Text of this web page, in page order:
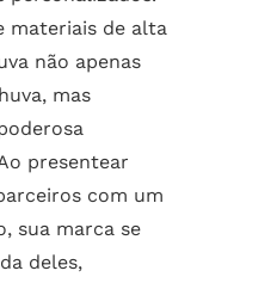
materiais de alta
não apenas
mas
presentear
com um
sua marca se
deles,